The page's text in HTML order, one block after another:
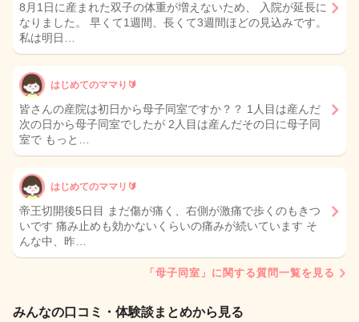
8月1日に産まれた双子の体重が増えないため、 入院が延長に
なりました。 早くて1週間、長くて3週間ほどの見込みです。
私は明日…
はじめてのママり🔰
皆さんの産院は初日から母子同室ですか？？ 1人目は産んだ
次の日から母子同室でしたが 2人目は産んだその日に母子同
室で もっと…
はじめてのママリ🔰
帝王切開後5日目 まだ傷が痛く、右側が激痛で歩くのもきつ
いです 痛み止めも効かないくらいの痛みが続いています そ
んな中、昨…
「母子同室」に関する質問一覧を見る
みんなの口コミ・体験談まとめから見る